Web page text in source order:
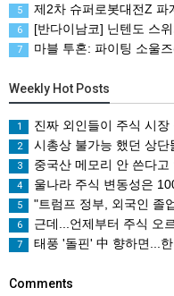
5 제2차 슈퍼로봇대전Z 파계편(2nd Super
6 [반다이남코] 닌텐도 스위치2 버전,
7 마블 투혼: 파이팅 소울즈
Weekly Hot Posts
1 진짜 외인들이 주식 시장
2 시총상 불가능 했던 상단
3 중국산 메모리 안 쓴다
4 울나라 주식 변동성은
5 "트럼프 정부, 외국인 졸업
6 근데...언제부터 주식 오
7 태풍 '돌핀' 中 향하면...
Comments